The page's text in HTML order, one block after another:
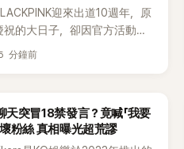
迎來出道10週年，原
的大日子，卻因官方活動安
不滿，甚至傳出有人持高爾夫
分鐘前
天突冒18禁發言？竟喊「我要
壞粉絲 真相曝光超荒謬